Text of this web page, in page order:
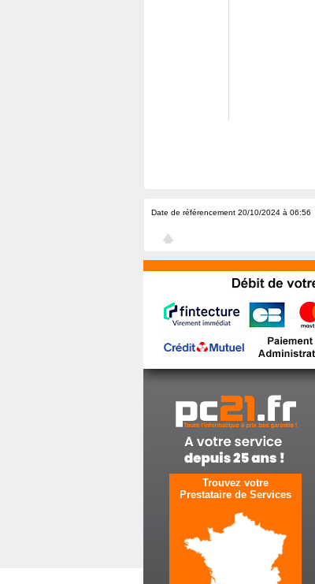
Date de référencement 20/10/2024 à 06:56
Trouvez votre
Prestataire de Services